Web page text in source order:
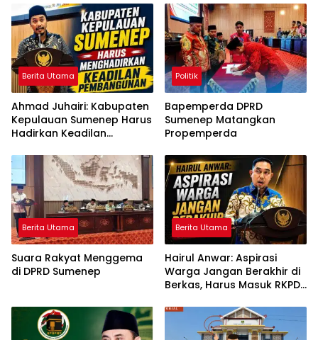
Berita Utama
Ahmad Juhairi: Kabupaten
Kepulauan Sumenep Harus
Hadirkan Keadilan
Sekadar Ganti Nama
Politik
Bapemperda DPRD
Sumenep Matangkan
Propemperda
Berita Utama
Suara Rakyat Menggema
di DPRD Sumenep
Berita Utama
Hairul Anwar: Aspirasi
Warga Jangan Berakhir di
Berkas, Harus Masuk RKPD